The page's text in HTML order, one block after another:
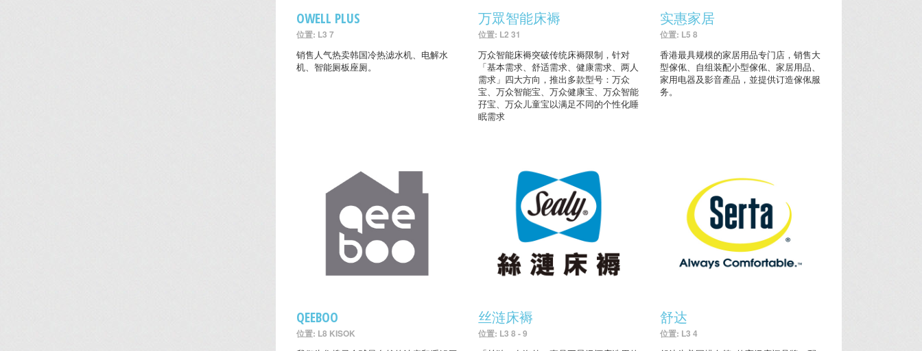
OWELL PLUS
位置: L3 7
销售人气热卖韩国冷热滤水机、电解水
机、智能厕板座厕。
万眾智能床褥
位置: L2 31
万众智能床褥突破传统床褥限制，针对
「基本需求、舒适需求、健康需求、两人
需求」四大方向，推出多款型号：万众
宝、万众智能宝、万众健康宝、万众智能
孖宝、万众儿童宝以满足不同的个性化睡
眠需求
实惠家居
位置: L5 8
香港最具规模的家居用品专门店，销售大
型傢俬、自组装配小型傢俬、家居用品、
家用电器及影音產品，並提供订造傢俬服
务。
QEEBOO
位置: L8 KISOK
丝涟床褥
位置: L3 8 - 9
舒达
位置: L3 4